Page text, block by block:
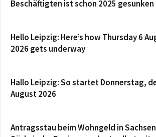
Beschäftigten ist schon 2025 gesunken
Hello Leipzig: Here’s how Thursday 6
2026 gets underway
Hallo Leipzig: So startet Donnerstag,
August 2026
Antragsstau beim Wohngeld in